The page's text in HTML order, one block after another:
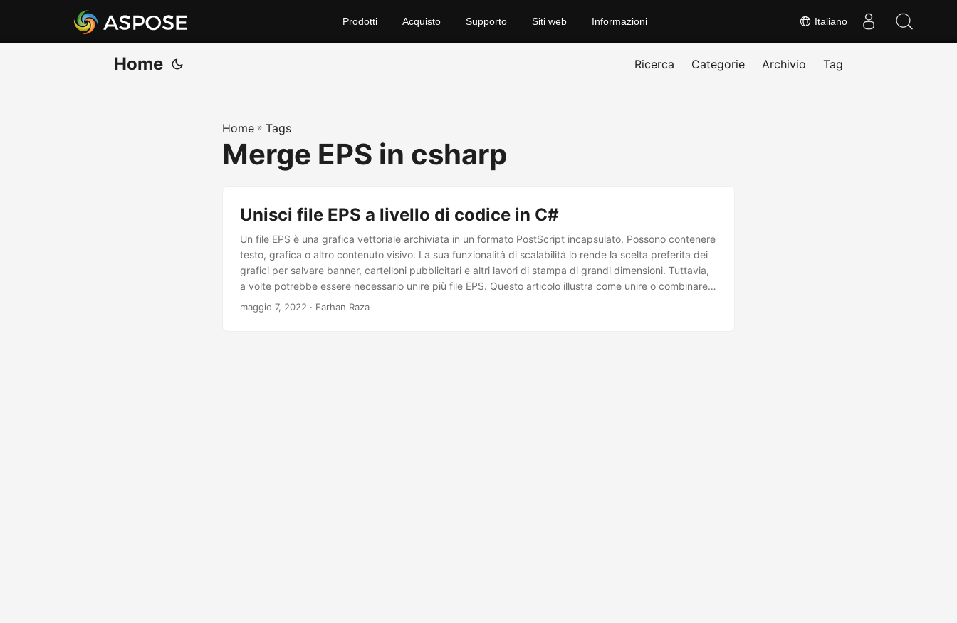
Italiano
Prodotti Acquisto Supporto Siti web Informazioni
Home Ricerca Categorie Archivio Tag
Home » Tags
Merge EPS in csharp
Unisci file EPS a livello di codice in C#
Un file EPS è una grafica vettoriale archiviata in un formato PostScript incapsulato. Possono contenere
testo, grafica o altro contenuto visivo. La sua funzionalità di scalabilità lo rende la scelta preferita dei
grafici per salvare banner, cartelloni pubblicitari e altri lavori di stampa di grandi dimensioni. Tuttavia,
a volte potrebbe essere necessario unire più file EPS. Questo articolo illustra come unire o combinare
file EPS a livello di codice in C#.
maggio 7, 2022 · Farhan Raza